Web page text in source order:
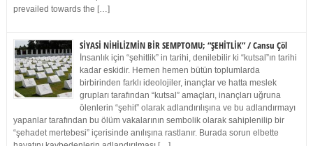
prevailed towards the […]
SİYASİ NİHİLİZMİN BİR SEMPTOMU; “ŞEHİTLİK” / Cansu Çöl
İnsanlık için “şehitlik” in tarihi, denilebilir ki “kutsal”ın tarihi
kadar eskidir. Hemen hemen bütün toplumlarda
birbirinden farklı ideolojiler, inançlar ve hatta meslek
grupları tarafından “kutsal” amaçları, inançları uğruna
ölenlerin “şehit” olarak adlandırılışına ve bu adlandırmayı
yapanlar tarafından bu ölüm vakalarının sembolik olarak sahiplenilip bir
“şehadet mertebesi” içerisinde anılışına rastlanır. Burada sorun elbette